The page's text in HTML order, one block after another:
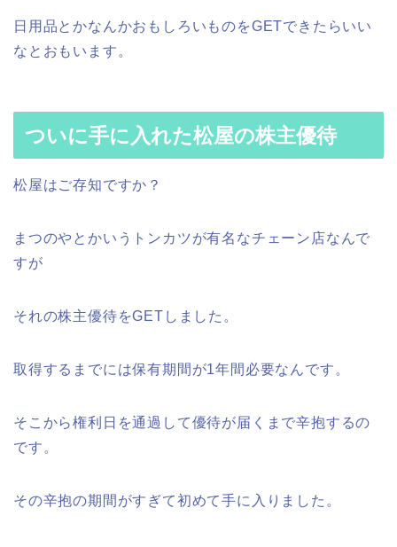
日用品とかなんかおもしろいものをGETできたらいい
なとおもいます。
ついに手に入れた松屋の株主優待
松屋はご存知ですか？
まつのやとかいうトンカツが有名なチェーン店なんで
すが
それの株主優待をGETしました。
取得するまでには保有期間が1年間必要なんです。
そこから権利日を通過して優待が届くまで辛抱するの
です。
その辛抱の期間がすぎて初めて手に入りました。